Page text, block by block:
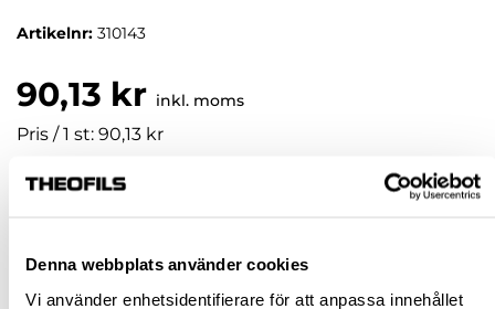
Denna webbplats använder cookies
Vi använder enhetsidentifierare för att anpassa innehållet
Artikelnr: 310143
90,13 kr inkl. moms
Pris / 1 st: 90,13 kr
st